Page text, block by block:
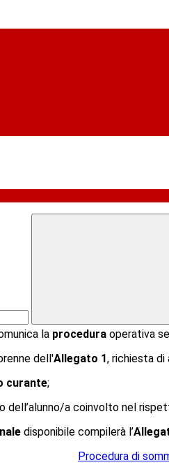
la procedura operativa
dell'Allegato 1, richiesta
curante;
a coinvolto nel
disponibile compilerà l’
Procedura di